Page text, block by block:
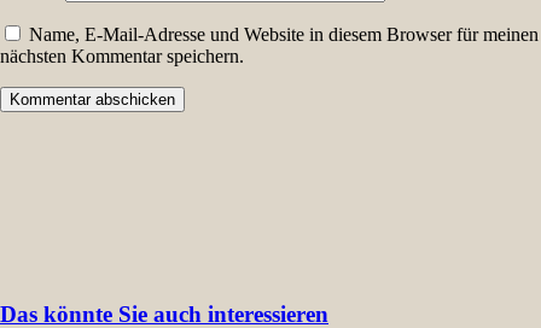
Name, E-Mail-Adresse und Website in diesem Browser für meinen
nächsten Kommentar speichern.
Das könnte Sie auch interessieren